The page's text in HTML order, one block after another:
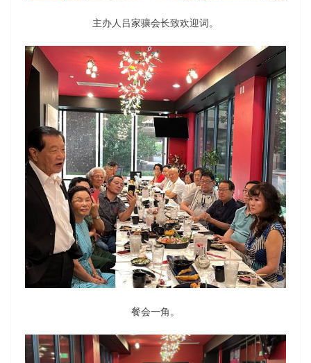
主办人吕家骧会长致欢迎词。
餐会一角。